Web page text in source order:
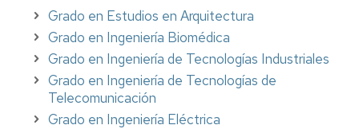
Grado en Estudios en Arquitectura
Grado en Ingeniería Biomédica
Grado en Ingeniería de Tecnologías Industriales
Grado en Ingeniería de Tecnologías de
Telecomunicación
Grado en Ingeniería Eléctrica